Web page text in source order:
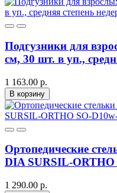
Подгузники для
см, 30 шт. в уп.,
1 163.00 р.
В корзину
Ортопедические
DIA SURSIL-ORTHO
1 290.00 р.